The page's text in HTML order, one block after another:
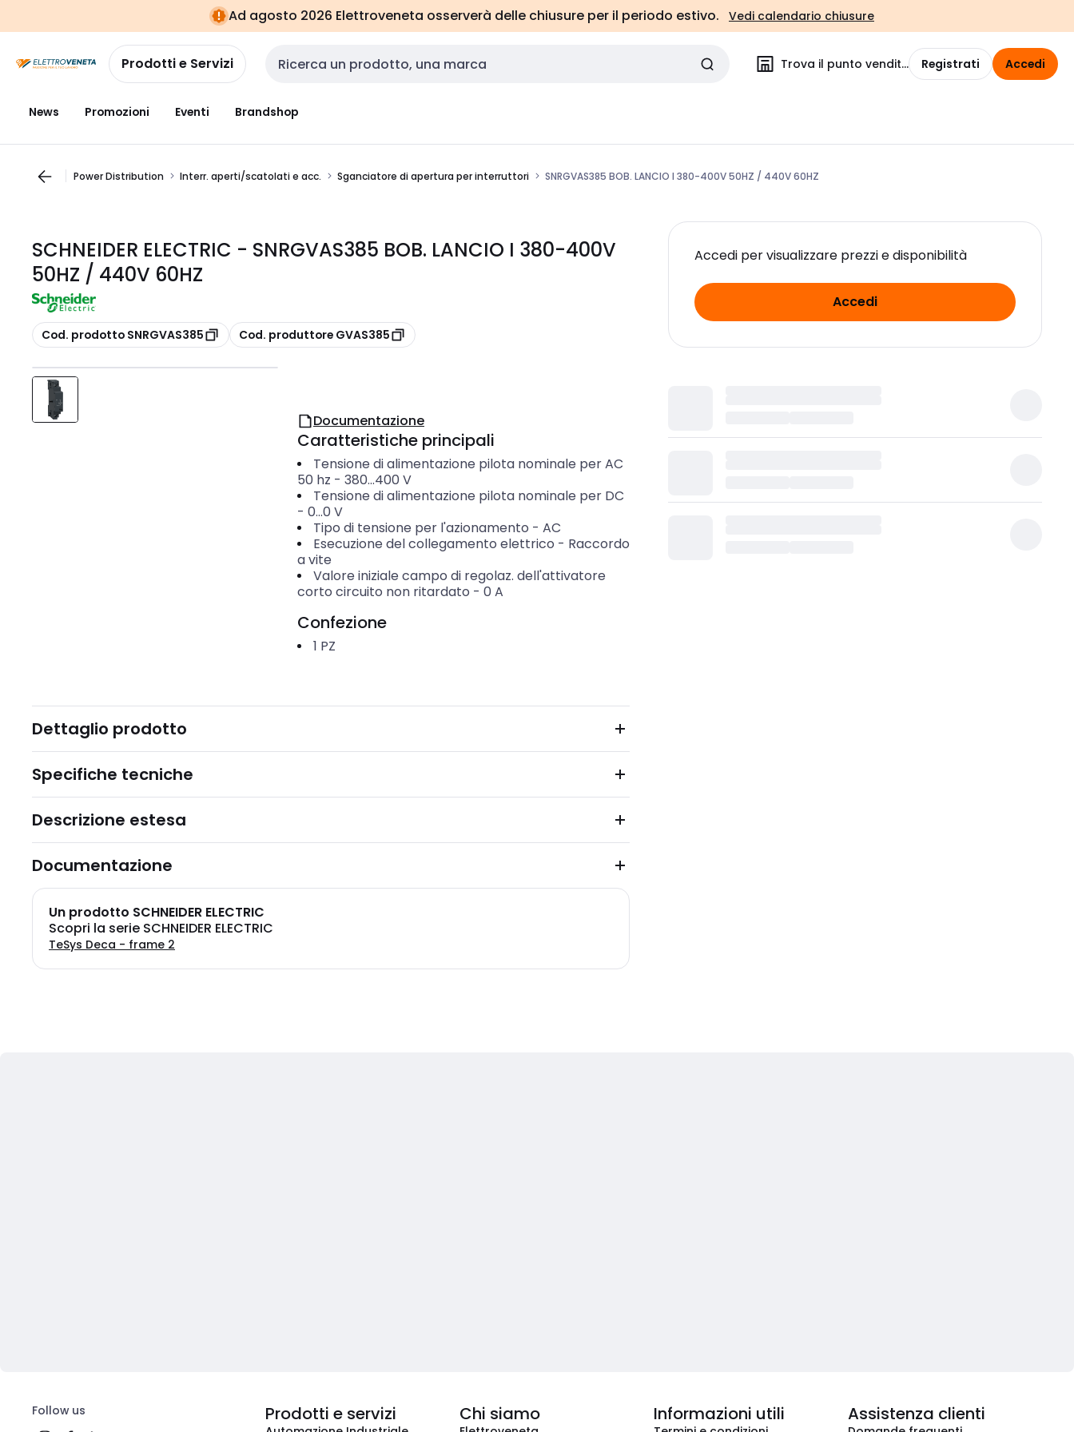
navigazionealla
pagina
Ad agosto 2026 Elettroveneta osserverà delle chiusure per il periodo estivo. Vedi calendario chiusure
Prodotti e Servizi Cerca input Trova il punto vendita Registrati Accedi
News Promozioni Eventi Brandshop
Power Distribution Interr. aperti/scatolati e acc. Sganciatore di apertura per interruttori SNRGVAS385 BOB. LANCIO I 380-400V 50HZ / 440V 60HZ
SCHNEIDER ELECTRIC - SNRGVAS385 BOB. LANCIO I 380-400V
50HZ / 440V 60HZ
copia
Cod. prodotto SNRGVAS385 copia
Cod. produttore GVAS385
Accedi per visualizzare prezzi e disponibilità
Accedi
Documentazione
Caratteristiche principali
Tensione di alimentazione pilota nominale per AC
50 hz - 380...400 V
Tensione di alimentazione pilota nominale per DC
- 0...0 V
Tipo di tensione per l'azionamento - AC
Esecuzione del collegamento elettrico - Raccordo
a vite
Valore iniziale campo di regolaz. dell'attivatore
corto circuito non ritardato - 0 A
Confezione
1 PZ
Dettaglio prodotto
Specifiche tecniche
Descrizione estesa
Documentazione
Un prodotto SCHNEIDER ELECTRIC
Scopri la serie SCHNEIDER ELECTRIC
TeSys Deca - frame 2
Follow us Prodotti e servizi Chi siamo Informazioni utili Assistenza clienti